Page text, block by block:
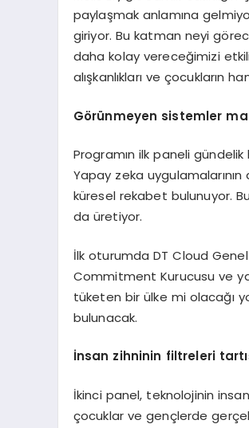
paylaşmak anlamına
giriyor. Bu katman neyi
daha kolay vereceğimizi
alışkanlıkları ve çocukların
Görünmeyen sistemler
Programın ilk paneli
Yapay zeka
küresel rekabet bulunuyor.
da üretiyor.
İlk oturumda DT Cloud
Commitment Kurucusu ve
tüketen bir ülke mi olacağı
bulunacak.
İnsan zihninin filtreleri
İkinci panel, teknolojinin
çocuklar ve gençlerde